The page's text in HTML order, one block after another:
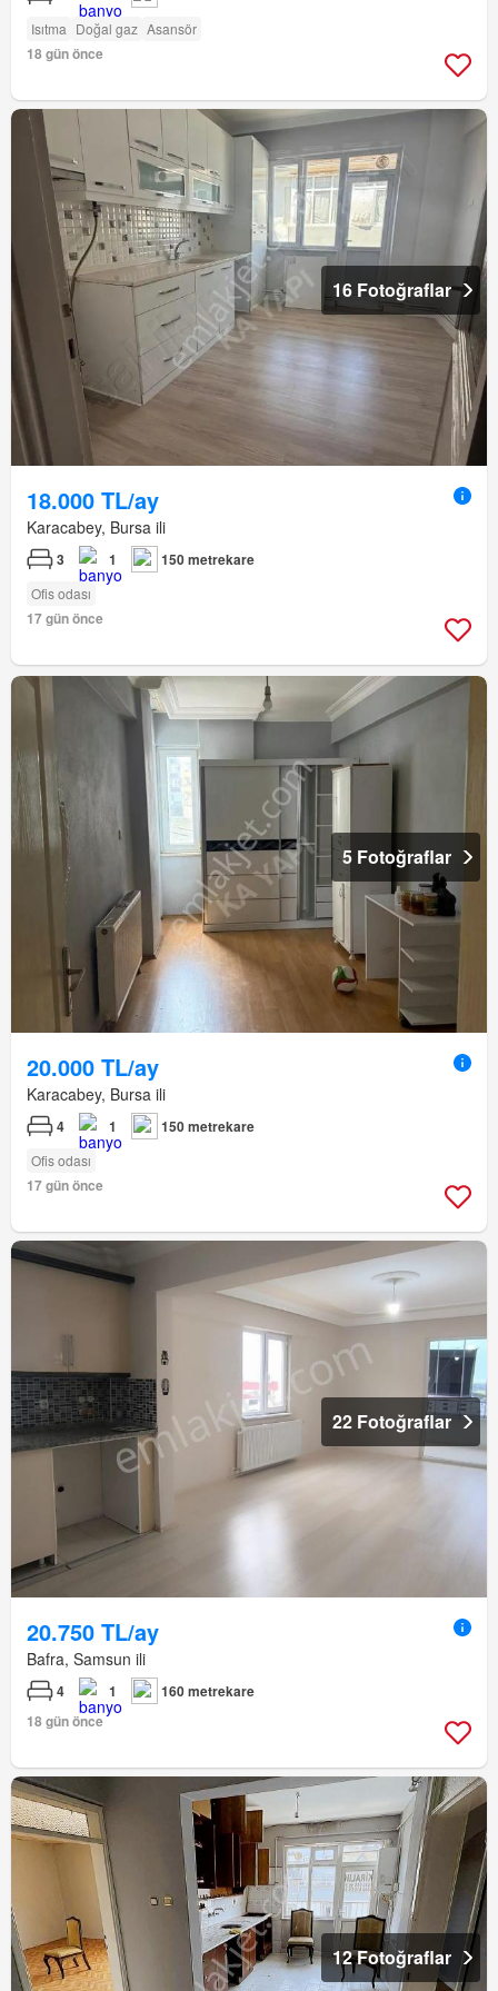
Isıtma Doğal gaz Asansör
18 gün önce
16 Fotoğraflar
18.000 TL/ay
Karacabey, Bursa ili
3 1 150 metrekare
Ofis odası
17 gün önce
5 Fotoğraflar
20.000 TL/ay
Karacabey, Bursa ili
4 1 150 metrekare
Ofis odası
17 gün önce
22 Fotoğraflar
20.750 TL/ay
Bafra, Samsun ili
4 1
160 metrekare
18 gün önce
12 Fotoğraflar